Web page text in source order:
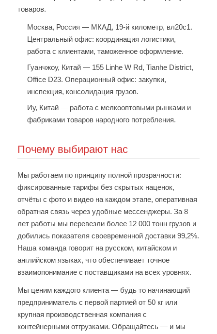
товаров.
Москва, Россия — МКАД, 19-й километр, вл20с1.
Центральный офис: координация логистики,
работа с клиентами, таможенное оформление.
Гуанчжоу, Китай — 155 Linhe W Rd, Tianhe District,
Office D23. Операционный офис: закупки,
инспекция, консолидация грузов.
Иу, Китай — работа с мелкооптовыми рынками и
фабриками товаров народного потребления.
Почему выбирают нас
Мы работаем по принципу полной прозрачности:
фиксированные тарифы без скрытых наценок,
отчёты с фото и видео на каждом этапе, оперативная
обратная связь через удобные мессенджеры. За 8
лет работы мы перевезли более 12 000 тонн грузов и
добились показателя своевременной доставки 99,2%.
Наша команда говорит на русском, китайском и
английском языках, что обеспечивает точное
взаимопонимание с поставщиками на всех уровнях.
Мы ценим каждого клиента — будь то начинающий
предприниматель с первой партией от 50 кг или
крупная производственная компания с
контейнерными отгрузками. Обращайтесь — и мы